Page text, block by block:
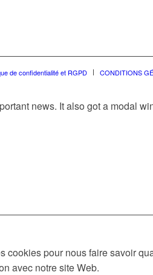
de confidentialité et RGPD CONDITIONS
news. It also got a modal
pour nous faire savoir
avec notre site Web.